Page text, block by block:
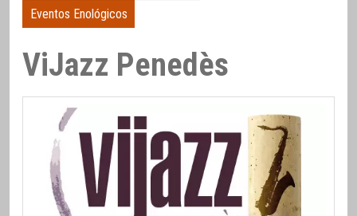
Eventos Enológicos
ViJazz Penedès